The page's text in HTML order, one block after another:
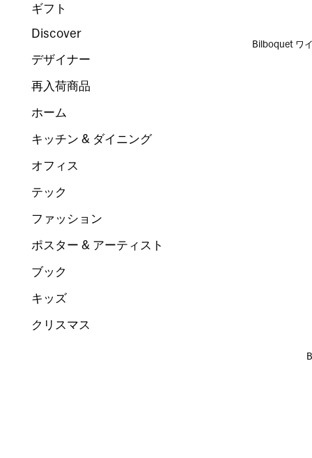
Bilboquet ワ
ギフト
Discover
デザイナー
再入荷商品
ホーム
キッチン & ダイニング
オフィス
テック
ファッション
ポスター & アーティスト
ブック
キッズ
クリスマス